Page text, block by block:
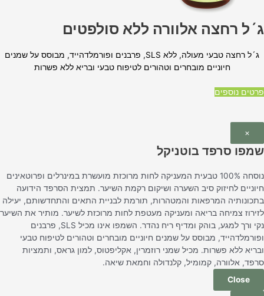
ג´ל רחצה אלוורה ללא סולפטים
ג´ל רחצה טבעי מעולה, ללא SLS, פרבנים ופורמלדהייד, מבוסס על שמנים
חיוניים מובחרים וטהורים לטיפוח טבעי ובריא ללא פשרות
פרטים נוספים
×
שמפו סרפד בוטניקל
נוסחה 100% טבעית המעניקה לחות מרוכזת מועשרת במינרלים ופרוטאינים
חיוניים לחיזוק סיב השערה ושיקום רקמת השיער. תמצית הסרפד הידועה
בתכונותיה המרפאות והמטהרות, תורמת לבניית התאים והתחדשותם, יעילה
לזירוז צמיחה בריאה ומעניקה מעטפת לחות מרוכזת לשיער. מותיר את השיער
נקי ורך למגע, בוהק ומדיף ריח נהדר. השמפו אינו מכיל SLS, פרבנים
ופורמלדהייד, מבוסס על שמנים חיוניים מובחרים וטהורים לטיפוח טבעי
ובריא ללא פשרות. מכיל שמני רוזמרין, אקליפטוס, למון גראס, ותמציות
סרפד, אלוורה, קמומיל, קלנדולה וחמאת שיאה.
Close